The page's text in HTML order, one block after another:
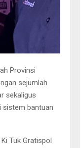
Provinsi
sejumlah
sekaligus
sistem bantuan
Tuk Gratispol